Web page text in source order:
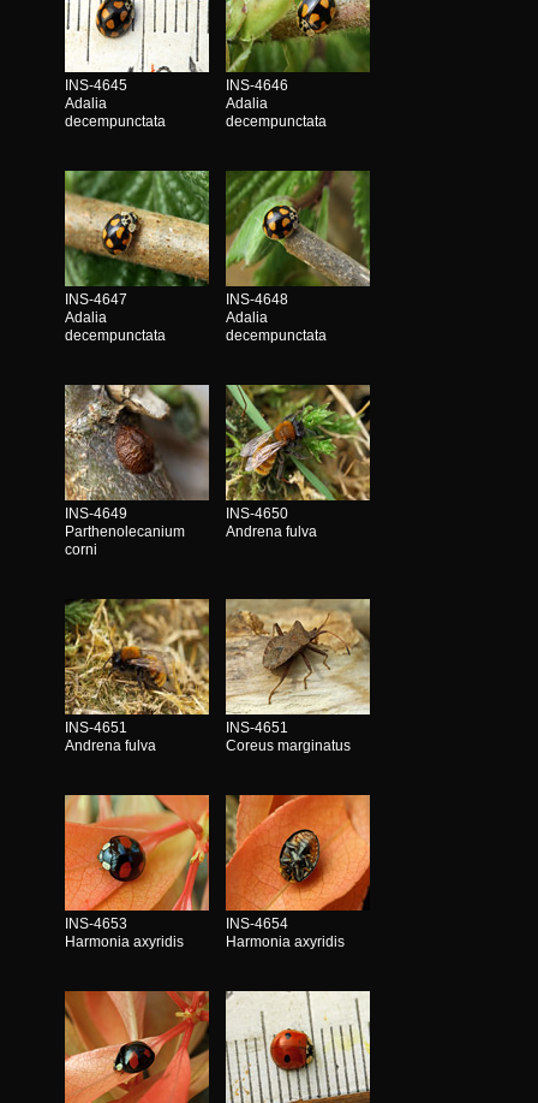
INS-4645
Adalia
decempunctata
INS-4646
Adalia
decempunctata
INS-4647
Adalia
decempunctata
INS-4648
Adalia
decempunctata
INS-4649
Parthenolecanium
corni
INS-4650
Andrena fulva
INS-4651
Andrena fulva
INS-4651
Coreus marginatus
INS-4653
Harmonia axyridis
INS-4654
Harmonia axyridis